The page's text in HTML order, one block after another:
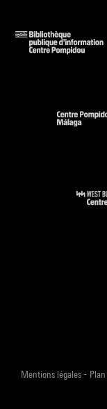
Mentions légales-